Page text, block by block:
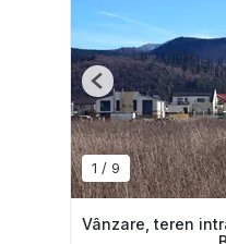
1 / 9
Previous
Vânzare, teren